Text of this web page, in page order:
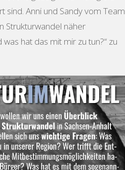
Anni und Sandy vom Team
Strukturwandel näher
hat das mit mir zu tun?“ zu